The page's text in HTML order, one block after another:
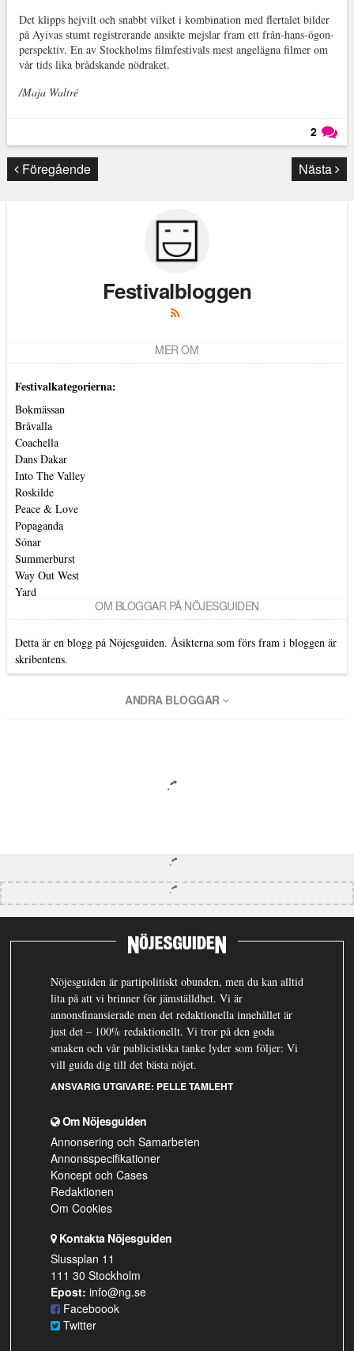
Det klipps hejvilt och snabbt vilket i kombination med flertalet bilder
på Ayivas stumt registrerande ansikte mejslar fram ett från-hans-ögon-
perspektiv. En av Stockholms filmfestivals mest angelägna filmer om
vår tids lika brådskande nödraket.
/Maja Waltré
2
Läs kommentarer (2)
Föregående Nästa
Festivalbloggen
MER OM
Festivalkategorierna:
Bokmässan
Bråvalla
Coachella
Dans Dakar
Into The Valley
Roskilde
Peace & Love
Popaganda
Sónar
Summerburst
Way Out West
Yard
OM BLOGGAR PÅ NÖJESGUIDEN
Detta är en blogg på Nöjesguiden. Åsikterna som förs fram i bloggen är
skribentens.
ANDRA BLOGGAR
Nöjesguiden är partipolitiskt obunden, men du kan alltid
lita på att vi brinner för jämställdhet. Vi är
annonsfinansierade men det redaktionella innehållet är
just det – 100% redaktionellt. Vi tror på den goda
smaken och vår publicistiska tanke lyder som följer: Vi
vill guida dig till det bästa nöjet.
ANSVARIG UTGIVARE: PELLE TAMLEHT
Om Nöjesguiden
Annonsering och Samarbeten
Annonsspecifikationer
Koncept och Cases
Redaktionen
Om Cookies
Kontakta Nöjesguiden
Slussplan 11
111 30 Stockholm
Epost: info@ng.se
Faceboook
Twitter